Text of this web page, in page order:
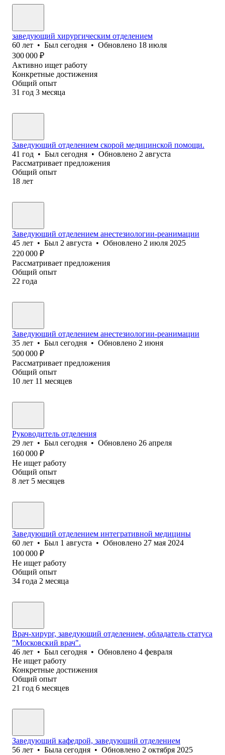
заведующий хирургическим отделением
60 лет • Был сегодня • Обновлено 18 июля
300 000 ₽
Активно ищет работу
Конкретные достижения
Общий опыт
31 год 3 месяца
Заведующий отделением скорой медицинской помощи.
41 год • Был сегодня • Обновлено 2 августа
Рассматривает предложения
Общий опыт
18 лет
Заведующий отделением анестезиологии-реанимации
45 лет • Был 2 августа • Обновлено 2 июля 2025
220 000 ₽
Рассматривает предложения
Общий опыт
22 года
Заведующий отделением анестезиологии-реанимации
35 лет • Был сегодня • Обновлено 2 июня
500 000 ₽
Рассматривает предложения
Общий опыт
10 лет 11 месяцев
Руководитель отделения
29 лет • Был сегодня • Обновлено 26 апреля
160 000 ₽
Не ищет работу
Общий опыт
8 лет 5 месяцев
Заведующий отделением интегративной медицины
60 лет • Был 1 августа • Обновлено 27 мая 2024
100 000 ₽
Не ищет работу
Общий опыт
34 года 2 месяца
Врач-хирург, заведующий отделением, обладатель статуса
"Московский врач".
46 лет • Был сегодня • Обновлено 4 февраля
Не ищет работу
Конкретные достижения
Общий опыт
21 год 6 месяцев
Заведующий кафедрой, заведующий отделением
56 лет • Была сегодня • Обновлено 2 октября 2025